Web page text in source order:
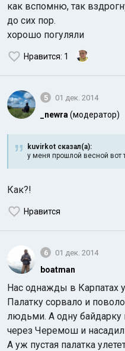
как вспомню, так
до сих пор.
хорошо погуляли
Нравится: 1
5 01 дек. 2014
_newra (модератор)
kuvirkot сказал(а):
у меня прошлой весной вот
Как?!
Нравится
6 01 дек. 2014
boatman
Нас однажды в Карпатах
Палатку сорвало и
людьми. А одну байдарку
через Черемош и насадил
А уж пустая палатка